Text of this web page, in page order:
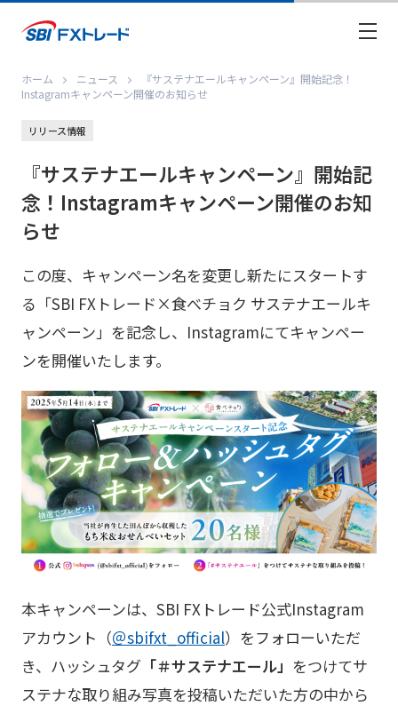
ホーム ニュース
『サステナエールキャンペーン』開始記念！
Instagramキャンペーン開催のお知らせ
リリース情報
『サステナエールキャンペーン』開始記
念！Instagramキャンペーン開催のお知
らせ
この度、キャンペーン名を変更し新たにスタートす
る「SBI FXトレード×食べチョク サステナエールキ
ャンペーン」を記念し、Instagramにてキャンペー
ンを開催いたします。
本キャンペーンは、SBI FXトレード公式Instagram
アカウント（＠sbifxt_official）をフォローいただ
き、ハッシュタグ 「＃サステナエール」 をつけてサ
ステナな取り組み写真を投稿いただいた方の中から